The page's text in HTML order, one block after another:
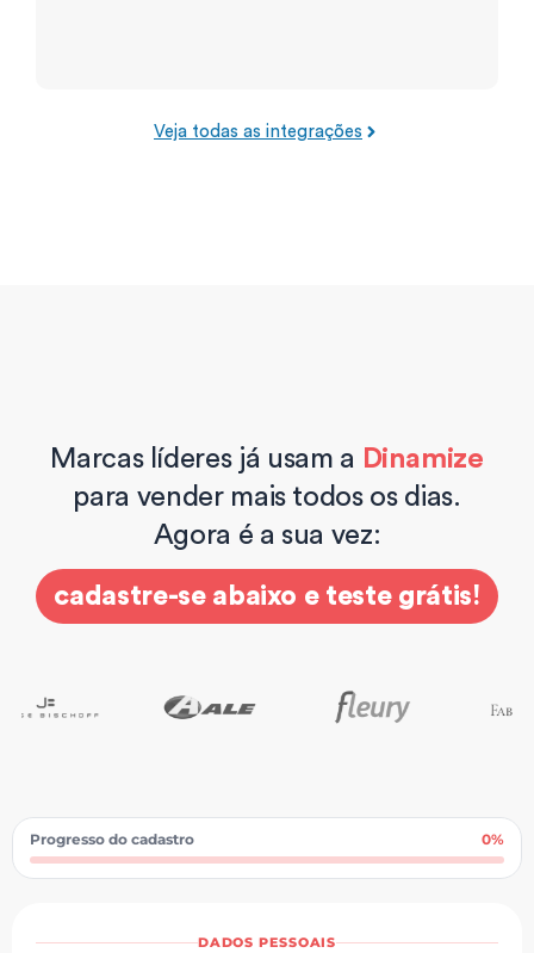
Veja todas as integrações
Marcas líderes já usam a Dinamize
para vender mais todos os dias.
Agora é a sua vez:
cadastre-se abaixo e teste grátis!
Progresso do cadastro 0%
DADOS PESSOAIS